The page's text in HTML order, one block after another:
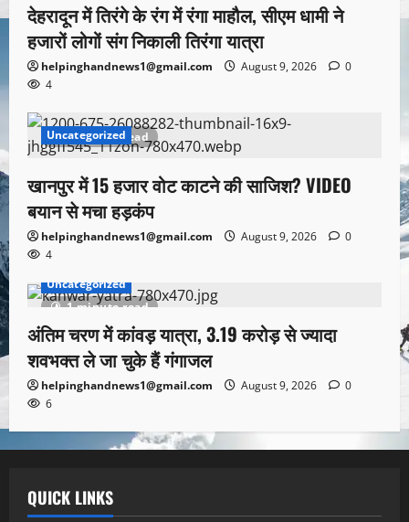
देहरादून में तिरंगे के रंग में रंगा माहौल, सीएम धामी ने
हजारों लोगों संग निकाली तिरंगा यात्रा
helpinghandnews1@gmail.com August 9, 2026
0
4
1 minute read
Uncategorized
खानपुर में 15 हजार वोट काटने की साजिश? VIDEO
बयान से मचा हड़कंप
helpinghandnews1@gmail.com August 9, 2026
0
4
1 minute read
Uncategorized
अंतिम चरण में कांवड़ यात्रा, 3.19 करोड़ से ज्यादा
शवभक्त ले जा चुके हैं गंगाजल
helpinghandnews1@gmail.com August 9, 2026
0
6
QUICK LINKS